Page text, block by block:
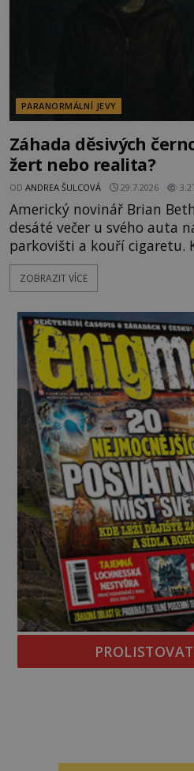
PARANORMÁLNÍ JEVY
Záhada děsivých
žert nebo realita?
OD ANDREA ŠULCOVÁ 29.7.2026
Americký novinář Brian
desáté večer u svého auta
parkovišti a kouří cigaretu.
chystá se nastoupit do
mladí chlapci, kterým
pouhých několik minut od
zeptá se suverénně jeden z
ZOBRAZIT VÍCE